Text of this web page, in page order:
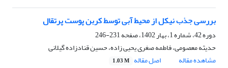
بررسی جذب نیکل از محیط آبی توسط کربن پوست پرتقال
دوره 42، شماره 1، بهار 1402، صفحه
231-246
حدیثه معصومی، فاطمه صغری یحیی زاده، حسین قنادزاده گیلانی
مشاهده مقاله
اصل مقاله 1.03 M